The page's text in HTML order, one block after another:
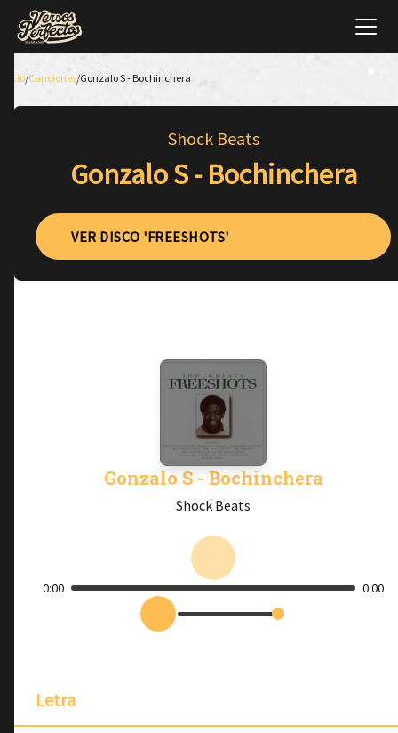
Inicio/Canciones/Gonzalo S - Bochinchera
Shock Beats
Gonzalo S - Bochinchera
VER DISCO 'FREESHOTS'
Gonzalo S - Bochinchera
Shock Beats
0:00 0:00
Letra